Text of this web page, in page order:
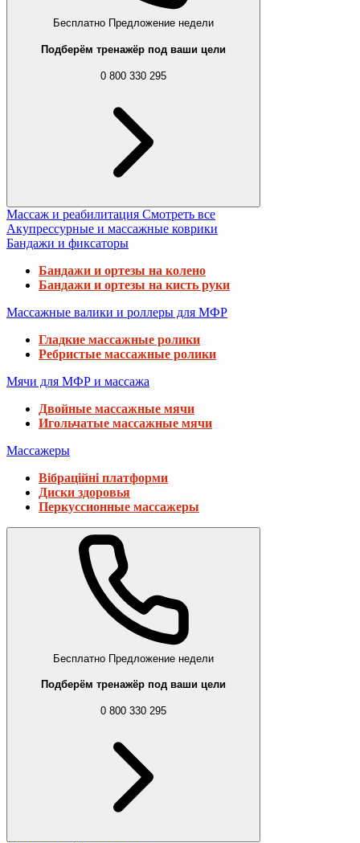
Бесплатно Предложение недели
Подберём тренажёр под ваши цели
0 800 330 295
Массаж и реабилитация Смотреть все
Акупрессурные и массажные коврики
Бандажи и фиксаторы
Бандажи и ортезы на колено
Бандажи и ортезы на кисть руки
Массажные валики и роллеры для МФР
Гладкие массажные ролики
Ребристые массажные ролики
Мячи для МФР и массажа
Двойные массажные мячи
Игольчатые массажные мячи
Массажеры
Вібраційні платформи
Диски здоровья
Перкуссионные массажеры
Бесплатно Предложение недели
Подберём тренажёр под ваши цели
0 800 330 295